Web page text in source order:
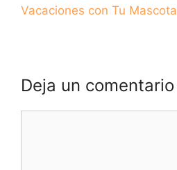
Vacaciones con Tu Mascota
Deja un comentario